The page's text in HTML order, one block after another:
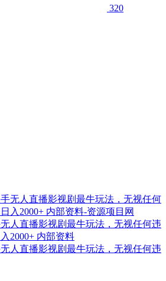
320
人直播影视剧最牛玩法，无视任何违
2000+ 内部资料
人直播影视剧最牛玩法，无视任何违